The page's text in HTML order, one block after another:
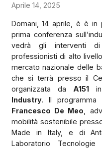
Aprile 14, 2025
Domani, 14 aprile, è è in
prima conferenza
vedrà gli interventi
professionisti di alto
mercato nazionale delle
che si terrà presso il
organizzata da A151in
Industry. Il
Francesco De Meo ,
mobilità sostenibile
Made in Italy, e di
Laboratorio